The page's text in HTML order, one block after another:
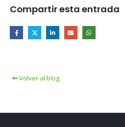
Compartir esta entrada
Volver al blog